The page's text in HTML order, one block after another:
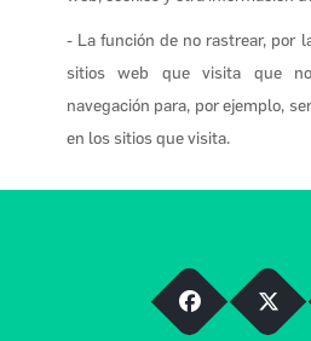
- La función de no rastrear, por
sitios web que visita que
navegación para, por ejemplo,
en los sitios que visita.